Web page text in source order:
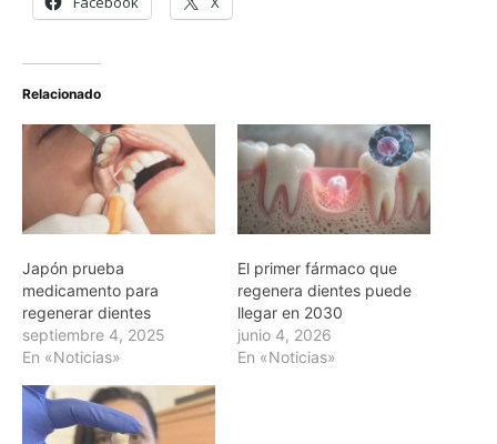
Relacionado
Japón prueba
medicamento para
regenerar dientes
septiembre 4, 2025
En «Noticias»
El primer fármaco que
regenera dientes puede
llegar en 2030
junio 4, 2026
En «Noticias»